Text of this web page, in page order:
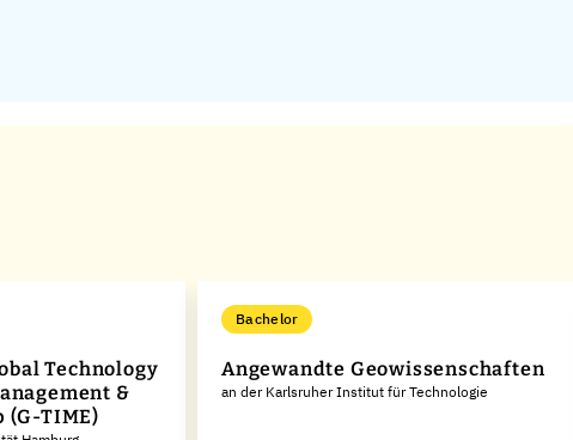
Technology
&
TIME)
Bachelor
Angewandte Geowissenschaften
an der Karlsruher Institut für Technologie